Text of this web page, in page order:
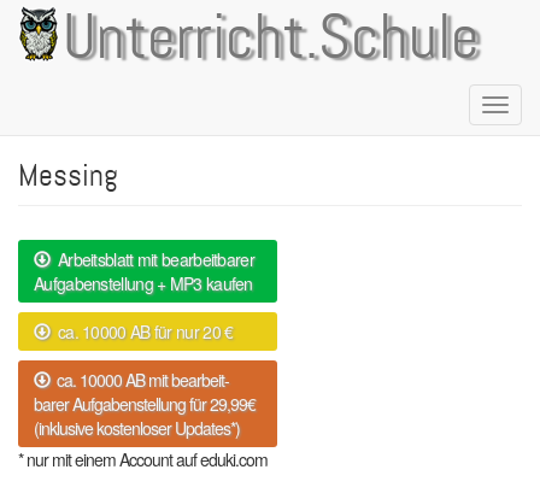
Direkt
zum
Inhalt
Unterricht.Schule
Messing
Arbeitsblatt mit bearbeitbarer
Aufgabenstellung + MP3 kaufen
ca. 10000 AB für nur 20 €
ca. 10000 AB mit bearbeit-
barer Aufgabenstellung für 29,99€
(inklusive kostenloser Updates*)
* nur mit einem Account auf eduki.com